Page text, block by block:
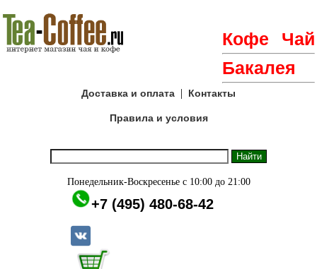
Кофе
Чай
Бакалея
Доставка и оплата | Контакты
Правила и условия
Понедельник-Воскресенье с 10:00 до 21:00
+7 (495) 480-68-42